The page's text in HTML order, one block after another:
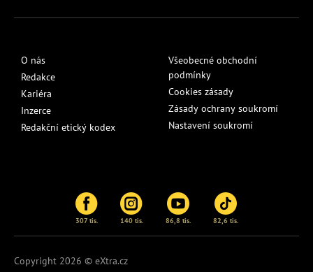
O nás
Redakce
Kariéra
Inzerce
Redakční etický kodex
Všeobecné obchodní
podmínky
Cookies zásady
Zásady ochrany soukromí
Nastavení soukromí
307 tis. 140 tis. 86,8 tis. 82,6 tis.
Copyright 2026 © eXtra.cz